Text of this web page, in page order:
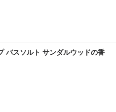
バスソルト サンダルウッドの香